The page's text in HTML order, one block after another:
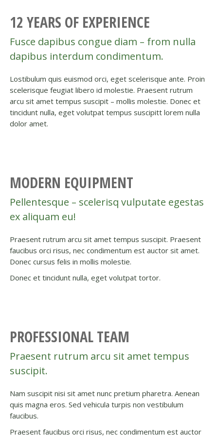
12 YEARS OF EXPERIENCE
Fusce dapibus congue diam – from nulla
dapibus interdum condimentum.
Lostibulum quis euismod orci, eget scelerisque ante. Proin
scelerisque feugiat libero id molestie. Praesent rutrum
arcu sit amet tempus suscipit – mollis molestie. Donec et
tincidunt nulla, eget volutpat tempus suscipitt lorem nulla
dolor amet.
MODERN EQUIPMENT
Pellentesque – scelerisq vulputate egestas
ex aliquam eu!
Praesent rutrum arcu sit amet tempus suscipit. Praesent
faucibus orci risus, nec condimentum est auctor sit amet.
Donec cursus felis in mollis molestie.
Donec et tincidunt nulla, eget volutpat tortor.
PROFESSIONAL TEAM
Praesent rutrum arcu sit amet tempus
suscipit.
Nam suscipit nisi sit amet nunc pretium pharetra. Aenean
quis magna eros. Sed vehicula turpis non vestibulum
faucibus.
Praesent faucibus orci risus, nec condimentum est auctor